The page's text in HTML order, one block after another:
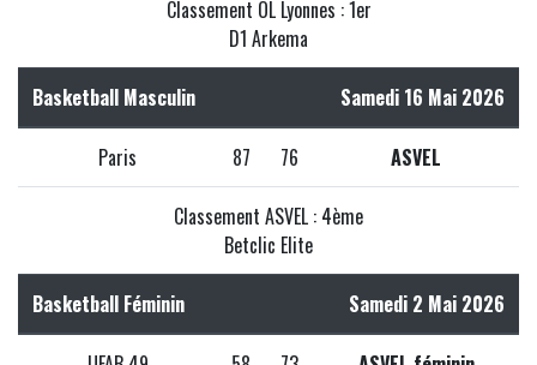
Classement OL Lyonnes : 1er
D1 Arkema
Basketball Masculin Samedi 16 Mai 2026
Paris 87 76 ASVEL
Classement ASVEL : 4ème
Betclic Elite
Basketball Féminin Samedi 2 Mai 2026